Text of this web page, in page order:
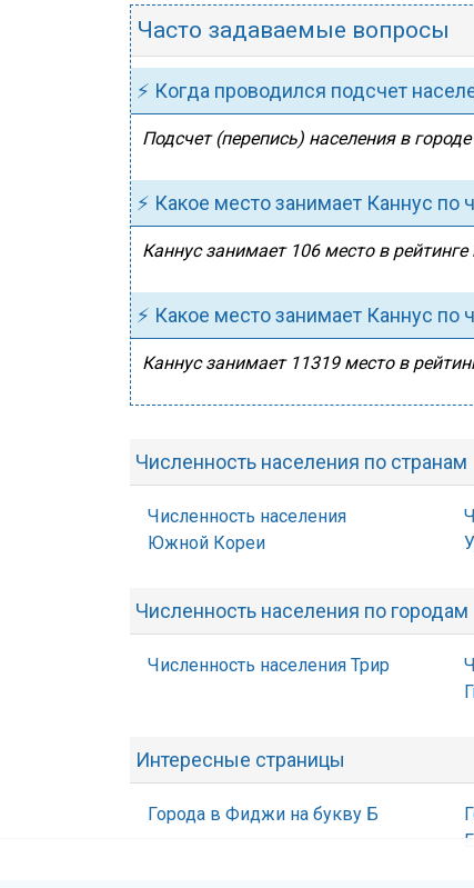
Часто задаваемые вопросы
⚡ Когда проводился подсчет
Подсчет (перепись) населения в
⚡ Какое место занимает Каннус
Каннус занимает 106 место в
⚡ Какое место занимает Каннус
Каннус занимает 11319 место в
Численность населения по странам
Численность населения
Южной Кореи
Численность населения по городам
Численность населения Трир
Интересные страницы
Города в Фиджи на букву Б
Е